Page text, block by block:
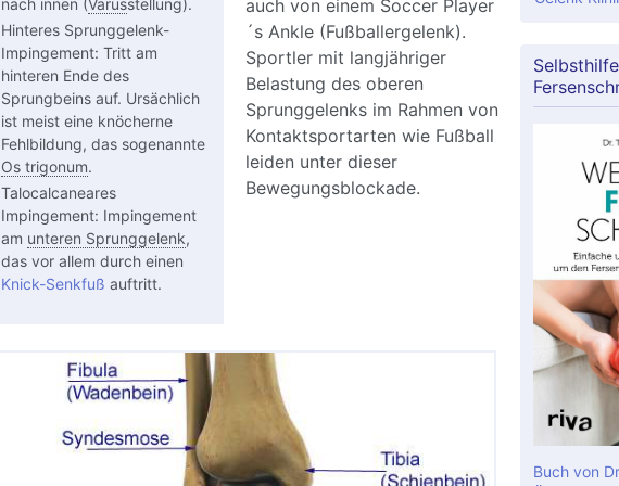
nach innen (Varusstellung).
Hinteres Sprunggelenk-
Impingement: Tritt am
hinteren Ende des
Sprungbeins auf. Ursächlich
ist meist eine knöcherne
Fehlbildung, das sogenannte
Os trigonum.
Talocalcaneares
Impingement: Impingement
am unteren Sprunggelenk,
das vor allem durch einen
Knick-Senkfuß auftritt.
auch von einem Soccer Player
´s Ankle (Fußballergelenk).
Sportler mit langjähriger
Belastung des oberen
Sprunggelenks im Rahmen von
Kontaktsportarten wie Fußball
leiden unter dieser
Bewegungsblockade.
Buch von